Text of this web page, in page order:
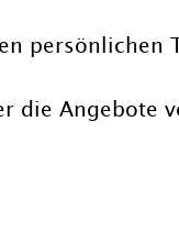
persönlichen
die Angebote